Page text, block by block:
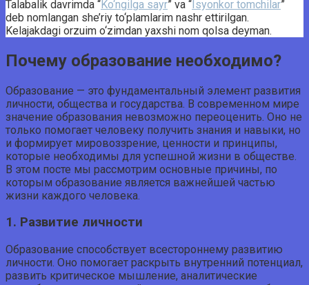
Talabalik davrimda “Ko‘ngilga sayr” va “Isyonkor tomchilar”
deb nomlangan she’riy to‘plamlarim nashr ettirilgan.
Kelajakdagi orzuim o‘zimdan yaxshi nom qolsa deyman.
Почему образование необходимо?
Образование — это фундаментальный элемент развития
личности, общества и государства. В современном мире
значение образования невозможно переоценить. Оно не
только помогает человеку получить знания и навыки, но
и формирует мировоззрение, ценности и принципы,
которые необходимы для успешной жизни в обществе.
В этом посте мы рассмотрим основные причины, по
которым образование является важнейшей частью
жизни каждого человека.
1. Развитие личности
Образование способствует всестороннему развитию
личности. Оно помогает раскрыть внутренний потенциал,
развить критическое мышление, аналитические